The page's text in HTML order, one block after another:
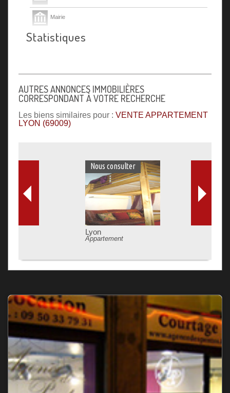
Mairie
Presse et Tabac
Statistiques
AUTRES ANNONCES IMMOBILIÈRES
CORRESPONDANT À VOTRE RECHERCHE
Les biens similaires pour : VENTE APPARTEMENT
LYON (69009)
Nous consulter
Lyon
Appartement